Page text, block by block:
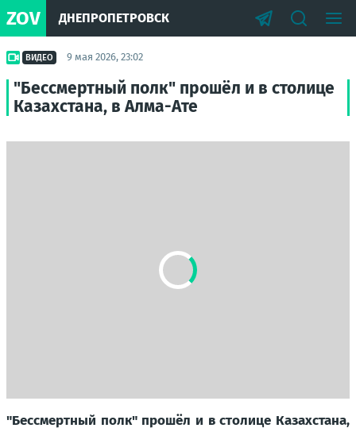
ZOV ДНЕПРОПЕТРОВСК
ВИДЕО 9 мая 2026, 23:02
"Бессмертный полк" прошёл и в столице
Казахстана, в Алма-Ате
"Бессмертный полк" прошёл и в столице Казахстана,